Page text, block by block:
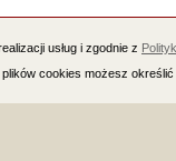
usług i zgodnie z
cookies możesz